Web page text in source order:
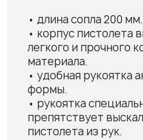
• длина сопла 200 мм.
• корпус пистолета
легкого и прочного
материала.
• удобная рукоятка
формы.
• рукоятка
препятствует
пистолета из рук.